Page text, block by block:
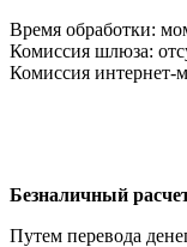
Время обработки:
Комиссия шлюза:
Комиссия интернет-
Безналичный
Путем перевода